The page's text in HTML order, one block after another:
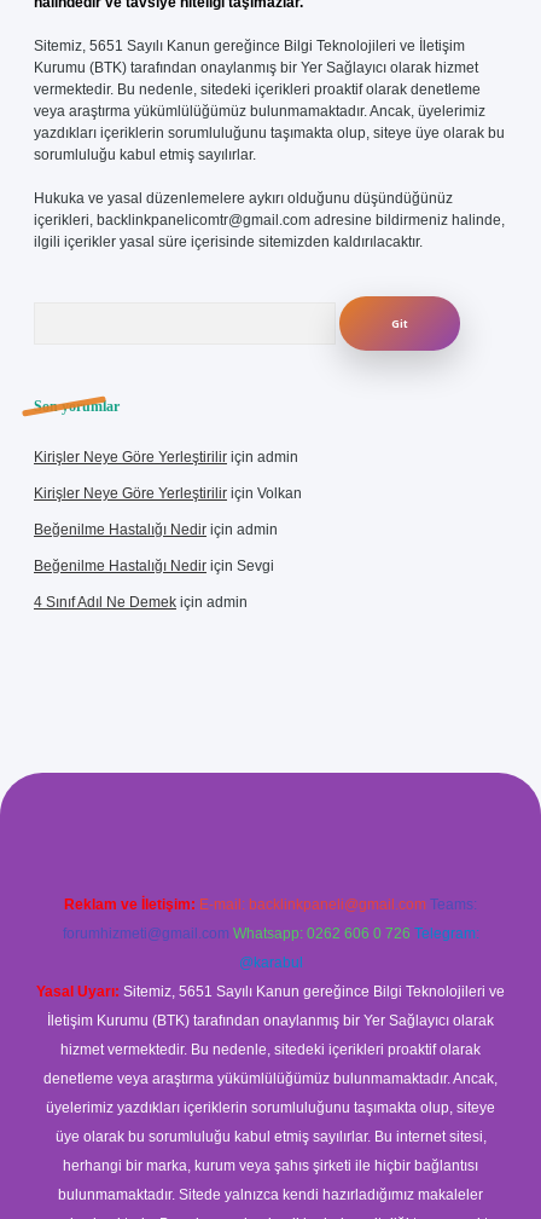
Sitemiz, 5651 Sayılı Kanun gereğince Bilgi Teknolojileri ve İletişim
Kurumu (BTK) tarafından onaylanmış bir Yer Sağlayıcı olarak hizmet
vermektedir. Bu nedenle, sitedeki içerikleri proaktif olarak denetleme
veya araştırma yükümlülüğümüz bulunmamaktadır. Ancak, üyelerimiz
yazdıkları içeriklerin sorumluluğunu taşımakta olup, siteye üye olarak bu
sorumluluğu kabul etmiş sayılırlar.
Hukuka ve yasal düzenlemelere aykırı olduğunu düşündüğünüz
içerikleri, backlinkpanelicomtr@gmail.com adresine bildirmeniz halinde,
ilgili içerikler yasal süre içerisinde sitemizden kaldırılacaktır.
Son yorumlar
Kirişler Neye Göre Yerleştirilir için admin
Kirişler Neye Göre Yerleştirilir için Volkan
Beğenilme Hastalığı Nedir için admin
Beğenilme Hastalığı Nedir için Sevgi
4 Sınıf Adıl Ne Demek için admin
Reklam ve İletişim: E-mail: backlinkpaneli@gmail.com Teams:
forumhizmeti@gmail.com Whatsapp: 0262 606 0 726 Telegram:
@karabul
Yasal Uyarı: Sitemiz, 5651 Sayılı Kanun gereğince Bilgi Teknolojileri ve
İletişim Kurumu (BTK) tarafından onaylanmış bir Yer Sağlayıcı olarak
hizmet vermektedir. Bu nedenle, sitedeki içerikleri proaktif olarak
denetleme veya araştırma yükümlülüğümüz bulunmamaktadır. Ancak,
üyelerimiz yazdıkları içeriklerin sorumluluğunu taşımakta olup, siteye
üye olarak bu sorumluluğu kabul etmiş sayılırlar. Bu internet sitesi,
herhangi bir marka, kurum veya şahıs şirketi ile hiçbir bağlantısı
bulunmamaktadır. Sitede yalnızca kendi hazırladığımız makaleler